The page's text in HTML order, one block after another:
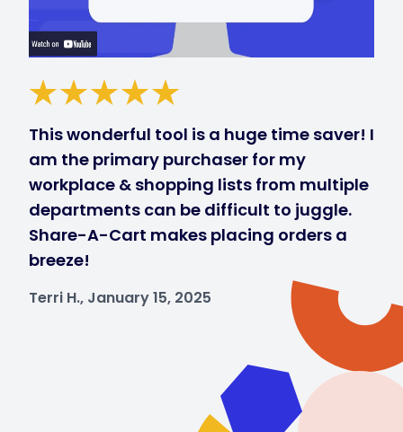
This wonderful tool is a huge time saver! I
am the primary purchaser for my
workplace & shopping lists from multiple
departments can be difficult to juggle.
Share-A-Cart makes placing orders a
breeze!
Terri H., January 15, 2025